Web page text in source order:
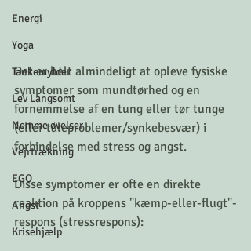
Energi
Yoga
Tankemylder
Lev Langsomt
Nemme øvelser
Vejrtrækning
EGO
Angst
Krisehjælp
Det er helt almindeligt at opleve fysiske
symptomer som mundtørhed og en
fornemmelse af en tung eller tør tunge
(eller taleproblemer/synkebesvær) i
forbindelse med stress og angst.
Disse symptomer er ofte en direkte
reaktion på kroppens "kæmp-eller-flugt"-
respons (stressrespons):